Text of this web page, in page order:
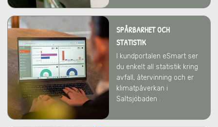
SPÅRBARHET OCH
STATISTIK
I kundportalen eSmart ser
du enkelt all statistik kring
avfall, återvinning och er
klimatpåverkan i
Saltsjöbaden .